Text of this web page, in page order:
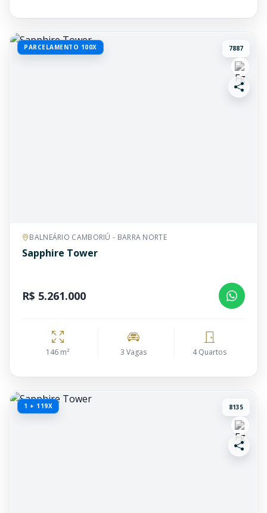
PARCELAMENTO 100X 7887
BALNEÁRIO CAMBORIÚ - BARRA NORTE
Sapphire Tower
R$ 5.261.000
146 m² 3 Vagas 4 Quartos
1 + 119X 8135